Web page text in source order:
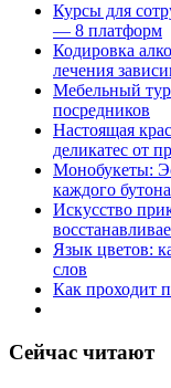
Курсы для
— 8 платформ
Кодировка
лечения
Мебельный
посредников
Настоящая
деликатес от
Монобукеты:
каждого бутона
Искусство
Язык цветов:
слов
Как проходит
Сейчас читают